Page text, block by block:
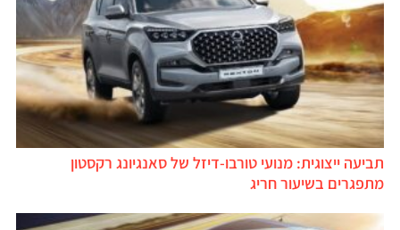
תביעה ייצוגית: מנועי טורבו-דיזל של סאנגיונג רקסטון
מתפגרים בשיעור חריג